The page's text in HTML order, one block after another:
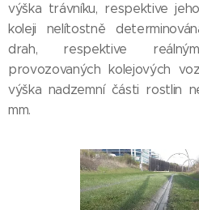
výška trávníku, respektive
koleji nelítostně
drah, respektive
provozovaných kolejových
výška nadzemní části rostlin
mm.